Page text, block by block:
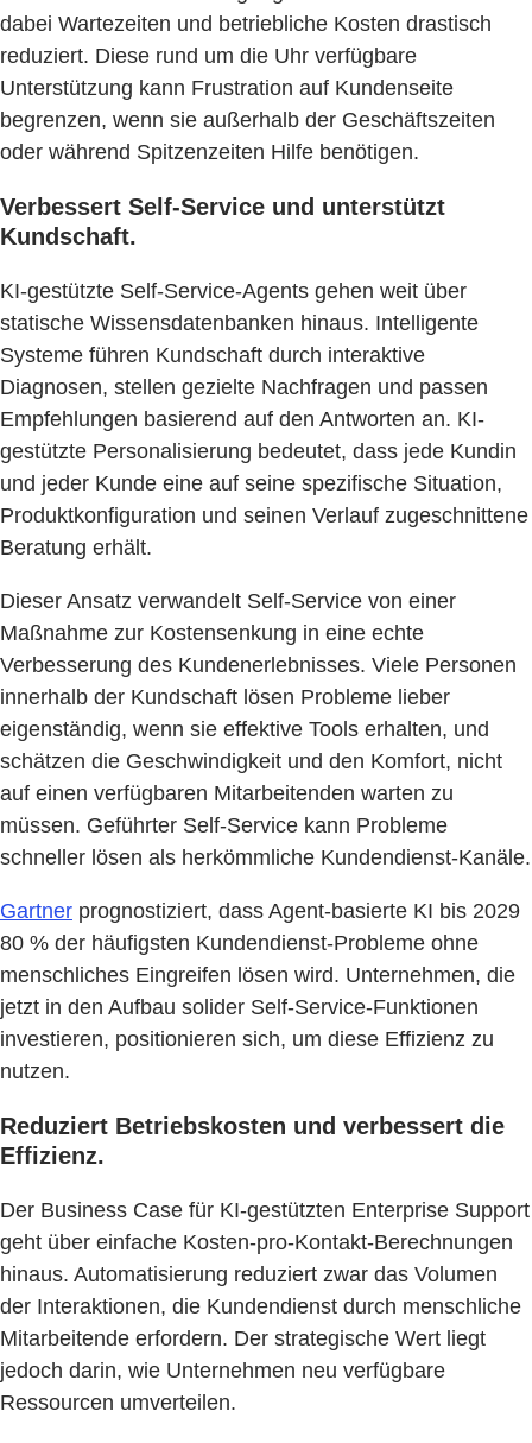
dabei Wartezeiten und betriebliche Kosten drastisch
reduziert. Diese rund um die Uhr verfügbare
Unterstützung kann Frustration auf Kundenseite
begrenzen, wenn sie außerhalb der Geschäftszeiten
oder während Spitzenzeiten Hilfe benötigen.
Verbessert Self-Service und unterstützt
Kundschaft.
KI-gestützte Self-Service-Agents gehen weit über
statische Wissensdatenbanken hinaus. Intelligente
Systeme führen Kundschaft durch interaktive
Diagnosen, stellen gezielte Nachfragen und passen
Empfehlungen basierend auf den Antworten an. KI-
gestützte Personalisierung bedeutet, dass jede Kundin
und jeder Kunde eine auf seine spezifische Situation,
Produktkonfiguration und seinen Verlauf zugeschnittene
Beratung erhält.
Dieser Ansatz verwandelt Self-Service von einer
Maßnahme zur Kostensenkung in eine echte
Verbesserung des Kundenerlebnisses. Viele Personen
innerhalb der Kundschaft lösen Probleme lieber
eigenständig, wenn sie effektive Tools erhalten, und
schätzen die Geschwindigkeit und den Komfort, nicht
auf einen verfügbaren Mitarbeitenden warten zu
müssen. Geführter Self-Service kann Probleme
schneller lösen als herkömmliche Kundendienst-Kanäle.
Gartner prognostiziert, dass Agent-basierte KI bis 2029
80 % der häufigsten Kundendienst-Probleme ohne
menschliches Eingreifen lösen wird. Unternehmen, die
jetzt in den Aufbau solider Self-Service-Funktionen
investieren, positionieren sich, um diese Effizienz zu
nutzen.
Reduziert Betriebskosten und verbessert die
Effizienz.
Der Business Case für KI-gestützten Enterprise Support
geht über einfache Kosten-pro-Kontakt-Berechnungen
hinaus. Automatisierung reduziert zwar das Volumen
der Interaktionen, die Kundendienst durch menschliche
Mitarbeitende erfordern. Der strategische Wert liegt
jedoch darin, wie Unternehmen neu verfügbare
Ressourcen umverteilen.